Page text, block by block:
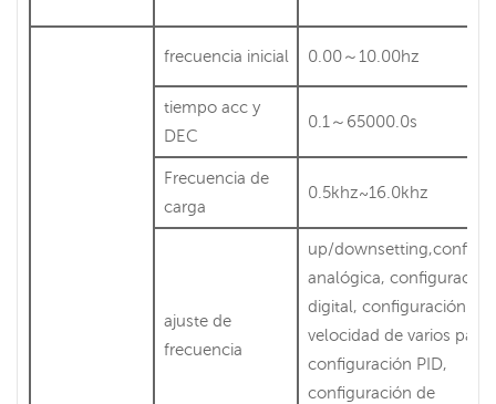
frecuencia inicial 0.00～10.00hz
tiempo acc y
DEC
0.1～65000.0s
Frecuencia de
carga
0.5khz~16.0khz
ajuste de
frecuencia
up/
analógica, configuración
digital, configuración de
velocidad de varios
configuración PID,
configuración de